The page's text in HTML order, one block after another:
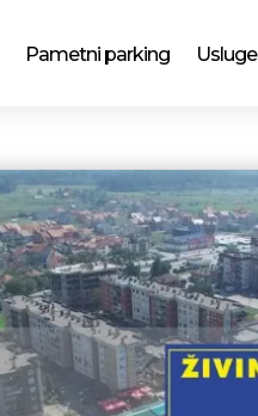
Pametni parking Usluge